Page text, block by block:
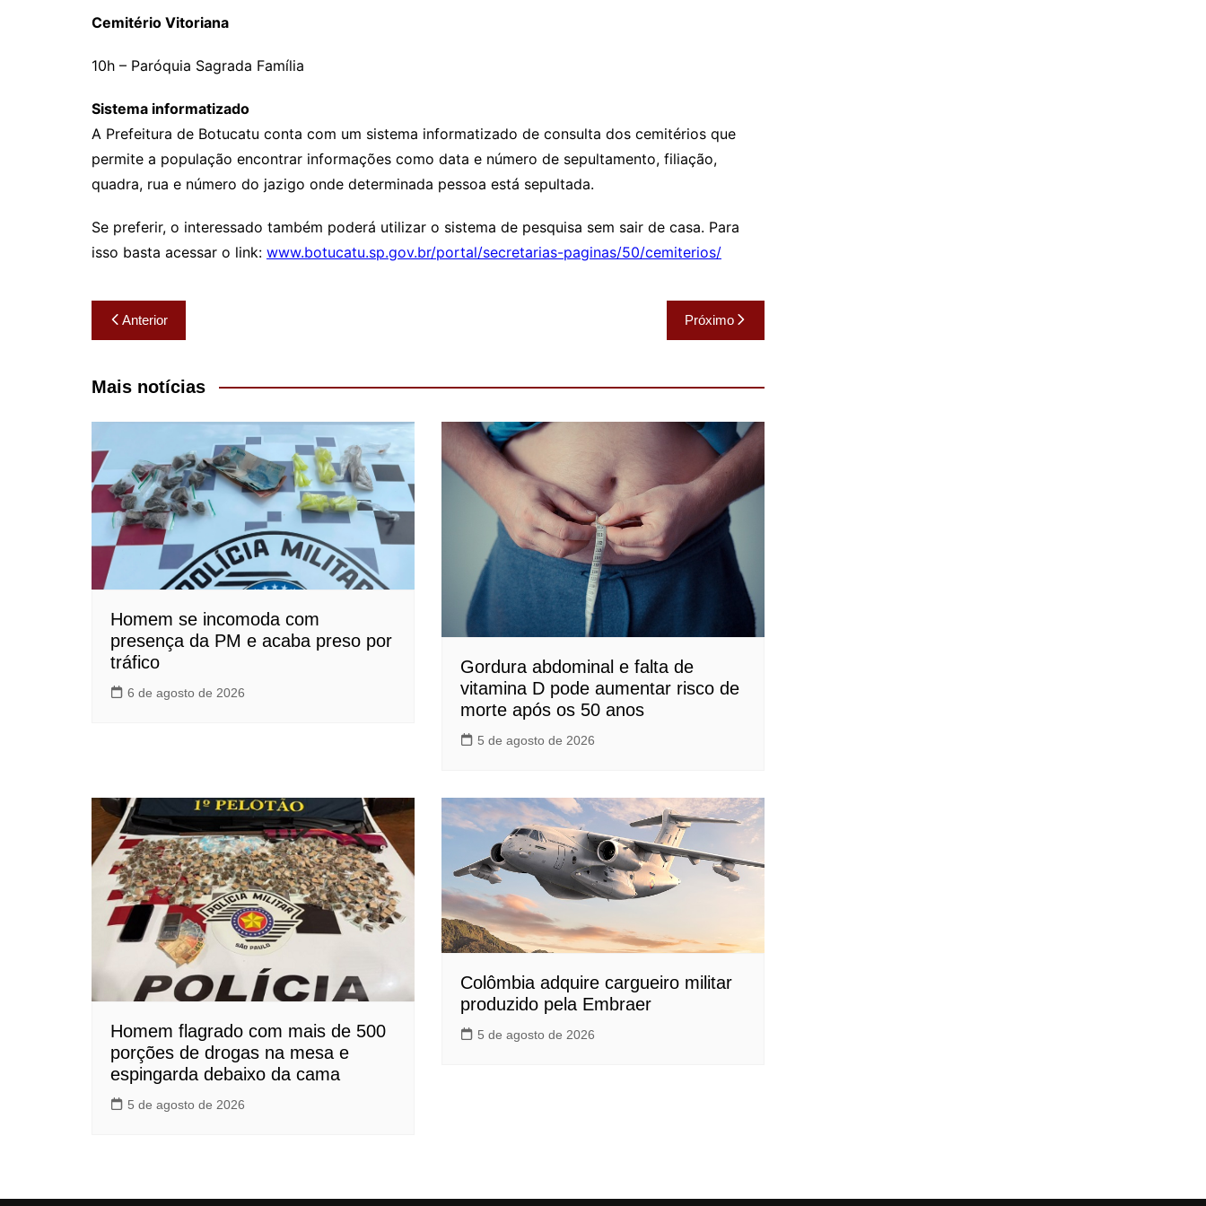
Cemitério Vitoriana
10h – Paróquia Sagrada Família
Sistema informatizado
A Prefeitura de Botucatu conta com um sistema informatizado de consulta dos cemitérios que
permite a população encontrar informações como data e número de sepultamento, filiação,
quadra, rua e número do jazigo onde determinada pessoa está sepultada.
Se preferir, o interessado também poderá utilizar o sistema de pesquisa sem sair de casa. Para
isso basta acessar o link: www.botucatu.sp.gov.br/portal/secretarias-paginas/50/cemiterios/
Navegação
de
Post
Anterior Próximo
Mais notícias
Homem se incomoda com
presença da PM e acaba preso por
tráfico
6 de agosto de 2026
Gordura abdominal e falta de
vitamina D pode aumentar risco de
morte após os 50 anos
5 de agosto de 2026
Homem flagrado com mais de 500
porções de drogas na mesa e
espingarda debaixo da cama
5 de agosto de 2026
Colômbia adquire cargueiro militar
produzido pela Embraer
5 de agosto de 2026